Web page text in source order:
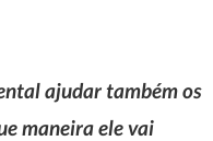
ajudar também os
maneira ele vai